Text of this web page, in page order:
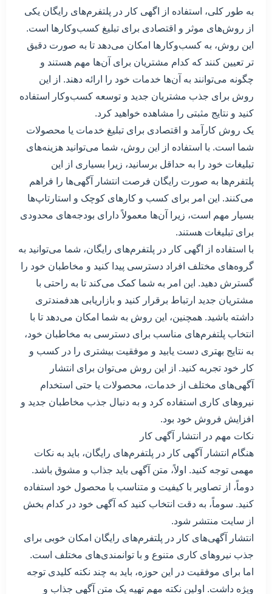
به طور کلی، استفاده از اگهی کار در پلتفرم‌های رایگان یکی
از روش‌های موثر و اقتصادی برای تبلیغ کسب‌وکارها است.
این روش، به کسب‌وکارها امکان می‌دهد تا به صورت دقیق
تر تعیین کنند که کدام مشتریان برای آن‌ها مهم هستند و
چگونه می‌توانند به آن‌ها خدمات خود را ارائه دهند. از این
روش برای جذب مشتریان جدید و توسعه کسب‌وکار استفاده
کنید و نتایج مثبتی را مشاهده خواهید کرد.
یک روش کارآمد و اقتصادی برای تبلیغ خدمات یا محصولات
شما است. با استفاده از این روش، شما می‌توانید هزینه‌های
تبلیغات خود را به حداقل برسانید، زیرا بسیاری از این
پلتفرم‌ها به صورت رایگان فرصت انتشار آگهی‌ها را فراهم
می‌کنند. این امر برای کسب و کارهای کوچک و استارتاپ‌ها
بسیار مهم است، زیرا آن‌ها معمولاً دارای بودجه‌های محدودی
برای تبلیغات هستند.
با استفاده از اگهی کار در پلتفرم‌های رایگان، شما می‌توانید به
گروه‌های مختلف افراد دسترسی پیدا کنید و مخاطبان خود را
گسترش دهید. این امر به شما کمک می‌کند تا به راحتی با
مشتریان جدید ارتباط برقرار کنید و بازاریابی هدفمندتری
داشته باشید. همچنین، این روش به شما امکان می‌دهد تا با
انتخاب پلتفرم‌های مناسب برای دسترسی به مخاطبان خود،
به نتایج بهتری دست یابید و موفقیت بیشتری را در کسب و
کار خود تجربه کنید. از این روش می‌توان برای انتشار
آگهی‌های مختلف از خدمات، محصولات یا حتی استخدام
نیروهای کاری استفاده کرد و به دنبال جذب مخاطبان جدید و
افزایش فروش خود بود.
نکات مهم در انتشار آگهی کار
هنگام انتشار آگهی کار در پلتفرم‌های رایگان، باید به نکات
مهمی توجه کنید. اولاً، متن آگهی باید جذاب و مشوق باشد.
دوماً، از تصاویر با کیفیت و متناسب با محصول خود استفاده
کنید. سوماً، به دقت انتخاب کنید که آگهی خود در کدام بخش
از سایت منتشر شود.
انتشار آگهی‌های کار در پلتفرم‌های رایگان امکان خوبی برای
جذب نیروهای کاری متنوع و با توانمندی‌های مختلف است.
اما برای موفقیت در این حوزه، باید به چند نکته کلیدی توجه
ویژه داشت. اولین نکته مهم تهیه یک متن آگهی جذاب و